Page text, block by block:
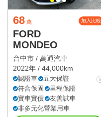
68 萬 加入比較
FORD
MONDEO
台中市 / 萬通汽車
2022年 / 44,000km
認證車
五大保證
符合保固
里程保證
實車實價
友善試車
非多元化營業用車